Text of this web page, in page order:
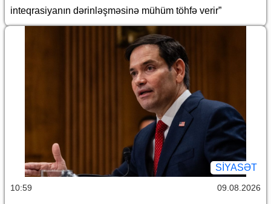
inteqrasiyanın dərinləşməsinə mühüm töhfə verir”
SİYASƏT
10:59 09.08.2026